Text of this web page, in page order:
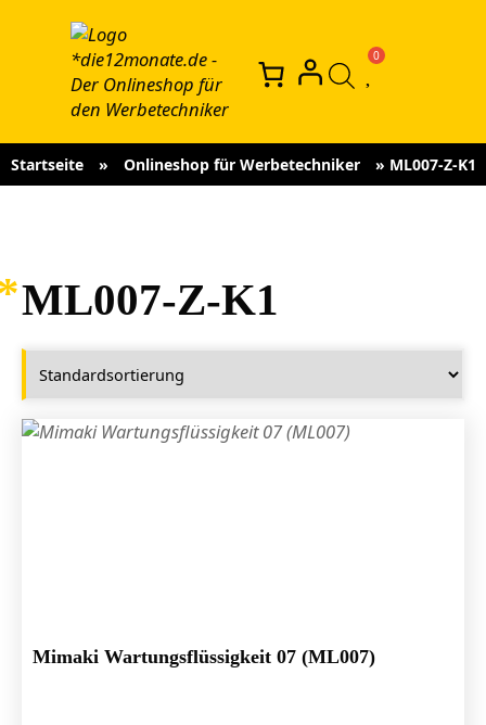
Startseite » Onlineshop für Werbetechniker » ML007-Z-K1
ML007-Z-K1
Mimaki Wartungsflüssigkeit 07 (ML007)